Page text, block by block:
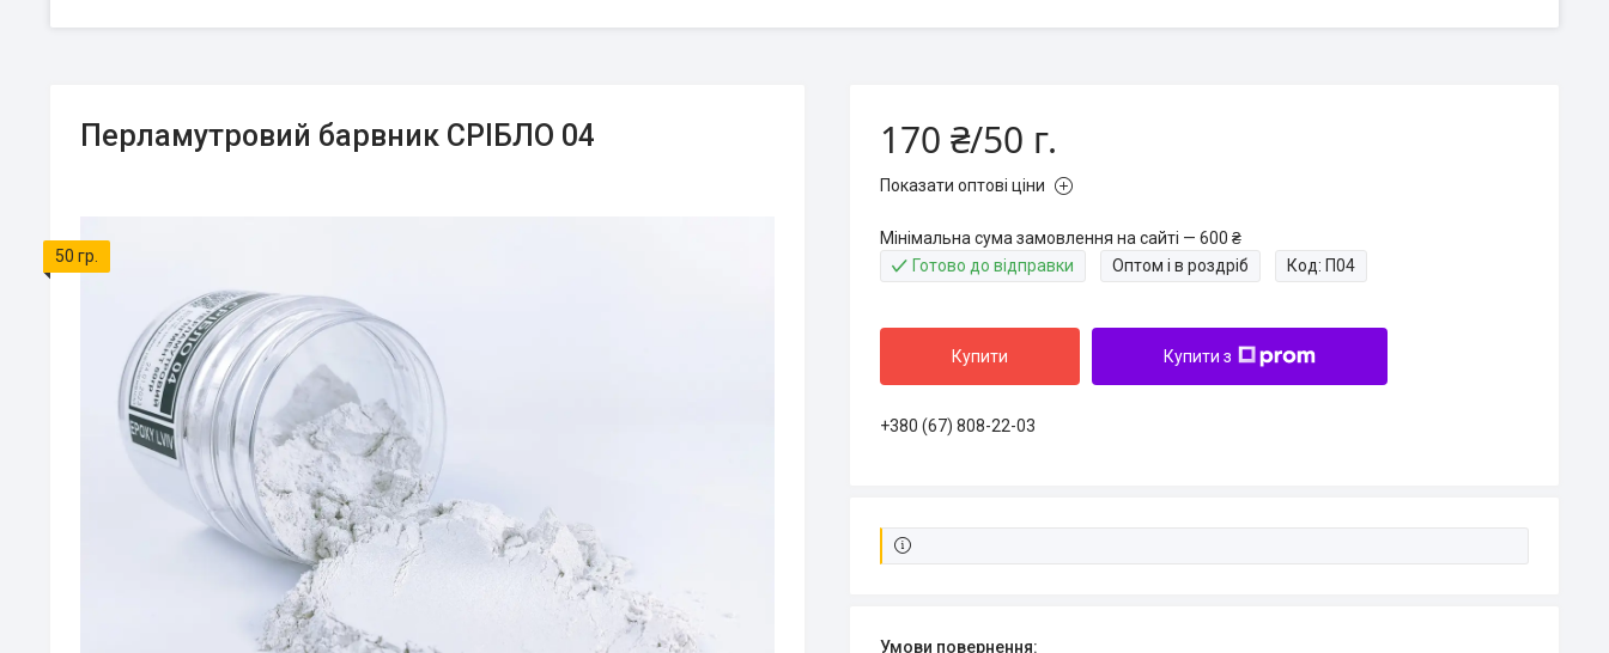
Перламутровий барвник СРІБЛО 04
50 гр.
170 ₴/50 г.
Показати оптові ціни
Мінімальна сума замовлення на сайті — 600 ₴
Готово до відправки
Оптом і в роздріб Код: П04
Купити Купити з
+380 (67) 808-22-03